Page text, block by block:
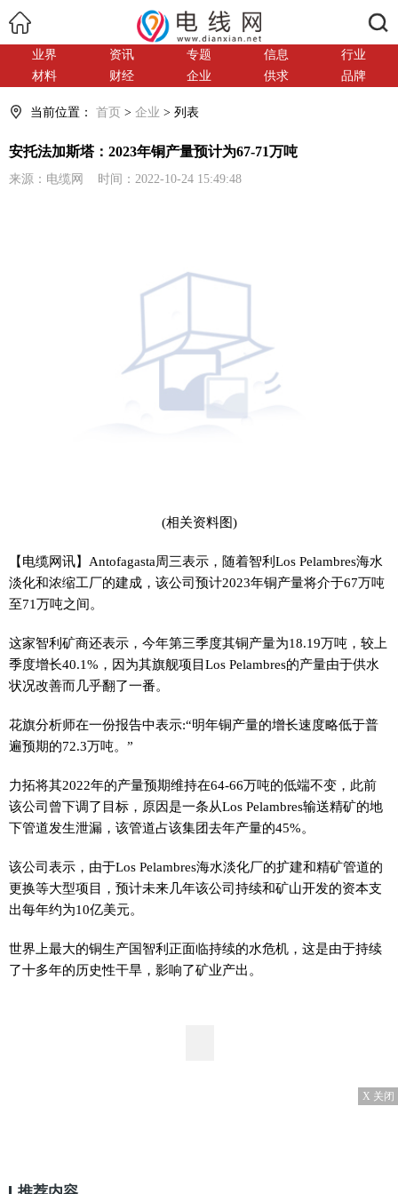
业界 资讯 专题 信息
行业
材料
财经 企业 供求 品牌
当前位置： 首页 > 企业 > 列表
安托法加斯塔：2023年铜产量预计为67-71万吨
来源：电缆网 时间：2022-10-24 15:49:48
(相关资料图)
【电缆网讯】Antofagasta周三表示，随着智利Los Pelambres海水
淡化和浓缩工厂的建成，该公司预计2023年铜产量将介于67万吨
至71万吨之间。
这家智利矿商还表示，今年第三季度其铜产量为18.19万吨，较上
季度增长40.1%，因为其旗舰项目Los Pelambres的产量由于供水
状况改善而几乎翻了一番。
花旗分析师在一份报告中表示:“明年铜产量的增长速度略低于普
遍预期的72.3万吨。”
力拓将其2022年的产量预期维持在64-66万吨的低端不变，此前
该公司曾下调了目标，原因是一条从Los Pelambres输送精矿的地
下管道发生泄漏，该管道占该集团去年产量的45%。
该公司表示，由于Los Pelambres海水淡化厂的扩建和精矿管道的
更换等大型项目，预计未来几年该公司持续和矿山开发的资本支
出每年约为10亿美元。
世界上最大的铜生产国智利正面临持续的水危机，这是由于持续
了十多年的历史性干旱，影响了矿业产出。
X 关闭